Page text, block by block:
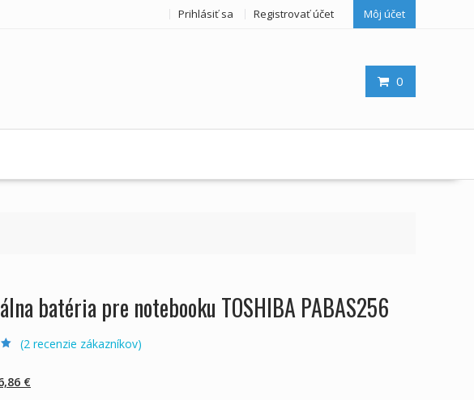
Prihlásiť sa Registrovať účet Môj účet
0
batéria pre notebooku TOSHIBA PABAS256
(2 recenzie zákazníkov)
€Aktuálna